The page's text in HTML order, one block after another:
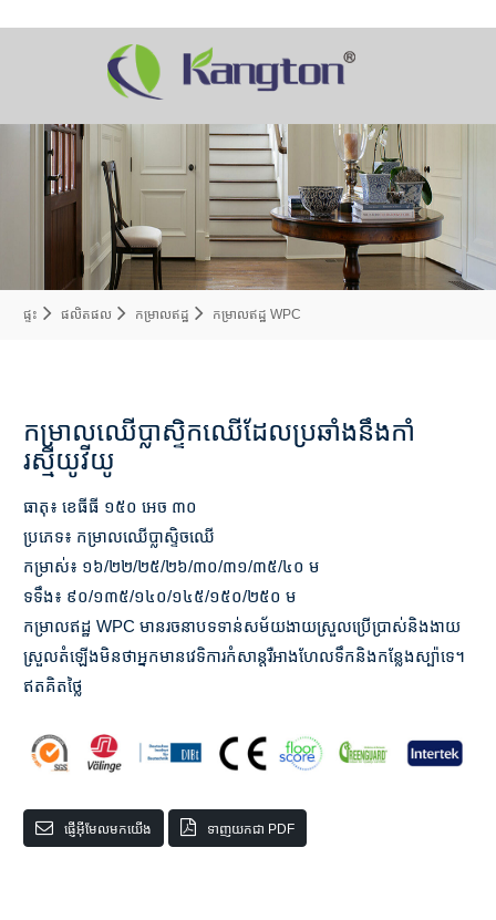
ផ្ទះ ផលិតផល កម្រាលឥដ្ឋ កម្រាលឥដ្ឋ WPC
កម្រាលឈើប្លាស្ទិកឈើដែលប្រឆាំងនឹងកាំ
រស្មីយូវីយូ
ធាតុ៖ ខេធីធី ១៥០ អេច ៣០
ប្រភេទ៖ កម្រាលឈើប្លាស្ទិចឈើ
កម្រាស់៖ ១៦/២២/២៥/២៦/៣០/៣១/៣៥/៤០ ម
ទទឹង៖ ៩០/១៣៥/១៤០/១៤៥/១៥០/២៥០ ម
កម្រាលឥដ្ឋ WPC មានរចនាបទទាន់សម័យងាយស្រួលប្រើប្រាស់និងងាយ
ស្រួលតំឡើងមិនថាអ្នកមានវេទិការកំសាន្តរឺអាងហែលទឹកនិងកន្លែងស្ប៉ាទេ។
ឥតគិតថ្លៃ
ផ្ញើអ៊ីមែលមកយើង ទាញយកជា PDF